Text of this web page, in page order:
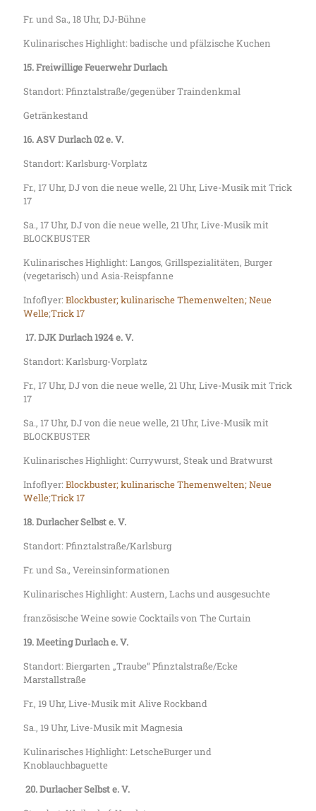
Fr. und Sa., 18 Uhr, DJ-Bühne
Kulinarisches Highlight: badische und pfälzische Kuchen
15. Freiwillige Feuerwehr Durlach
Standort: Pfinztalstraße/gegenüber Traindenkmal
Getränkestand
16. ASV Durlach 02 e. V.
Standort: Karlsburg-Vorplatz
Fr., 17 Uhr, DJ von die neue welle, 21 Uhr, Live-Musik mit Trick
17
Sa., 17 Uhr, DJ von die neue welle, 21 Uhr, Live-Musik mit
BLOCKBUSTER
Kulinarisches Highlight: Langos, Grillspezialitäten, Burger
(vegetarisch) und Asia-Reispfanne
Infoflyer: Blockbuster;kulinarische Themenwelten;Neue
Welle;Trick 17
17.DJK Durlach 1924 e. V.
Standort: Karlsburg-Vorplatz
Fr., 17 Uhr, DJ von die neue welle, 21 Uhr, Live-Musik mit Trick
17
Sa., 17 Uhr, DJ von die neue welle, 21 Uhr, Live-Musik mit
BLOCKBUSTER
Kulinarisches Highlight: Currywurst, Steak und Bratwurst
Infoflyer: Blockbuster;kulinarische Themenwelten;Neue
Welle;Trick 17
18. Durlacher Selbst e. V.
Standort: Pfinztalstraße/Karlsburg
Fr. und Sa., Vereinsinformationen
Kulinarisches Highlight: Austern, Lachs und ausgesuchte
französische Weine sowie Cocktails von The Curtain
19. Meeting Durlach e. V.
Standort: Biergarten „Traube“ Pfinztalstraße/Ecke
Marstallstraße
Fr., 19 Uhr, Live-Musik mit Alive Rockband
Sa., 19 Uhr, Live-Musik mit Magnesia
Kulinarisches Highlight: LetscheBurger und
Knoblauchbaguette
20.Durlacher Selbst e. V.